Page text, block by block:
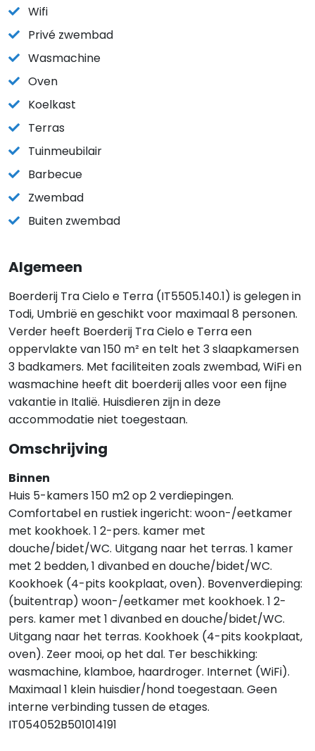
Wifi
Privé zwembad
Wasmachine
Oven
Koelkast
Terras
Tuinmeubilair
Barbecue
Zwembad
Buiten zwembad
Algemeen
Boerderij Tra Cielo e Terra (IT5505.140.1) is gelegen in
Todi, Umbrië en geschikt voor maximaal 8 personen.
Verder heeft Boerderij Tra Cielo e Terra een
oppervlakte van 150 m² en telt het 3 slaapkamersen
3 badkamers. Met faciliteiten zoals zwembad, WiFi en
wasmachine heeft dit boerderij alles voor een fijne
vakantie in Italië. Huisdieren zijn in deze
accommodatie niet toegestaan.
Omschrijving
Binnen
Huis 5-kamers 150 m2 op 2 verdiepingen.
Comfortabel en rustiek ingericht: woon-/eetkamer
met kookhoek. 1 2-pers. kamer met
douche/bidet/WC. Uitgang naar het terras. 1 kamer
met 2 bedden, 1 divanbed en douche/bidet/WC.
Kookhoek (4-pits kookplaat, oven). Bovenverdieping:
(buitentrap) woon-/eetkamer met kookhoek. 1 2-
pers. kamer met 1 divanbed en douche/bidet/WC.
Uitgang naar het terras. Kookhoek (4-pits kookplaat,
oven). Zeer mooi, op het dal. Ter beschikking:
wasmachine, klamboe, haardroger. Internet (WiFi).
Maximaal 1 klein huisdier/hond toegestaan. Geen
interne verbinding tussen de etages.
IT054052B501014191